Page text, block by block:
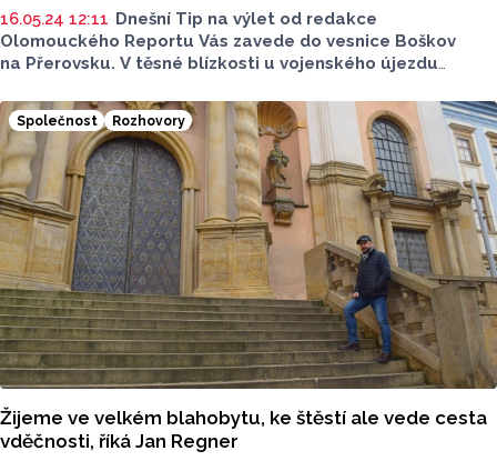
16.05.24 12:11 Dnešní Tip na výlet od redakce
Olomouckého Reportu Vás zavede do vesnice Boškov
na Přerovsku. V těsné blízkosti u vojenského újezdu
kostelem Svaté Máří Magdalény.
Společnost Rozhovory
Žijeme ve velkém blahobytu, ke štěstí ale vede cesta
vděčnosti, říká Jan Regner